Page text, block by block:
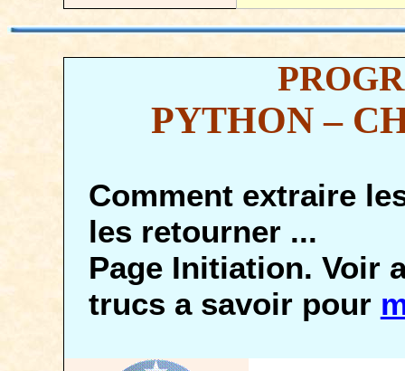
PYTHON –
Comment extraire
les retourner ...
Page Initiation. Voir
trucs a savoir pour